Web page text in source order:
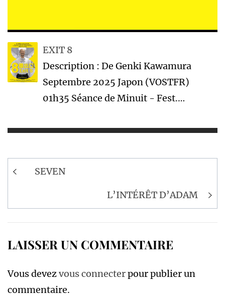
EXIT 8
Description : De Genki Kawamura
Septembre 2025 Japon (VOSTFR)
01h35 Séance de Minuit - Fest.…
Navigation
SEVEN
L’INTÉRÊT D’ADAM
LAISSER UN COMMENTAIRE
Vous devezvous connecterpour publier un
commentaire.